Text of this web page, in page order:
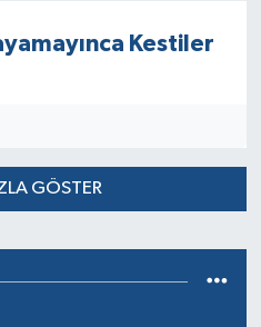
Kestiler
GÖSTER